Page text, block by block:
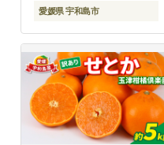
地 愛媛ミカン 愛媛蜜柑
愛媛 宇和島 B014-
171003
愛媛県 宇和島市